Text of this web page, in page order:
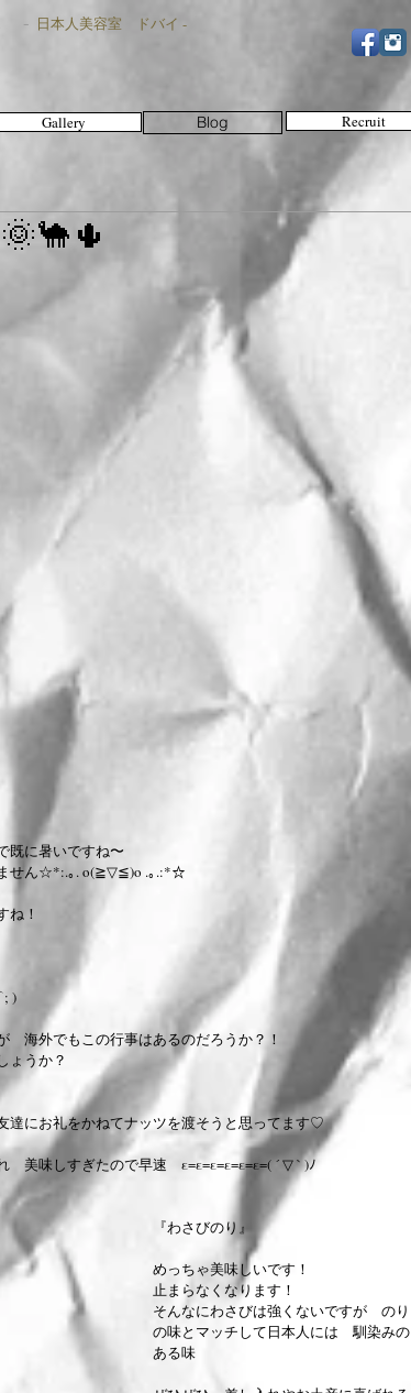
- 日本人美容室 ドバイ -
Gallery Blog Recruit
既に暑いですね〜
ません☆*:.｡. o(≧▽≦)o .｡.:*☆
ね！
)
海外でもこの行事はあるのだろうか？！
ょうか？
達にお礼をかねてナッツを渡そうと思ってます♡
美味しすぎたので早速　ε=ε=ε=ε=ε=ε=( ´ ▽ ` )ﾉ
『わさびのり』
めっちゃ美味しいです！
止まらなくなります！
そんなにわさびは強くないですが　のり
の味とマッチして日本人には　馴染みの
ある味